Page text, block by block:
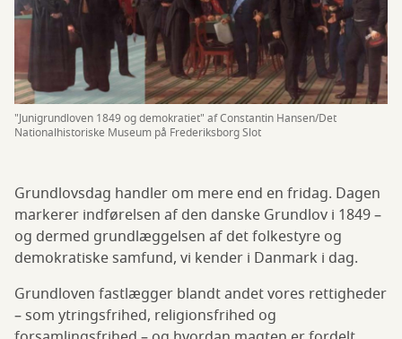
"Junigrundloven 1849 og demokratiet" af Constantin Hansen/Det
Nationalhistoriske Museum på Frederiksborg Slot
Grundlovsdag handler om mere end en fridag. Dagen
markerer indførelsen af den danske Grundlov i 1849 –
og dermed grundlæggelsen af det folkestyre og
demokratiske samfund, vi kender i Danmark i dag.
Grundloven fastlægger blandt andet vores rettigheder
– som ytringsfrihed, religionsfrihed og